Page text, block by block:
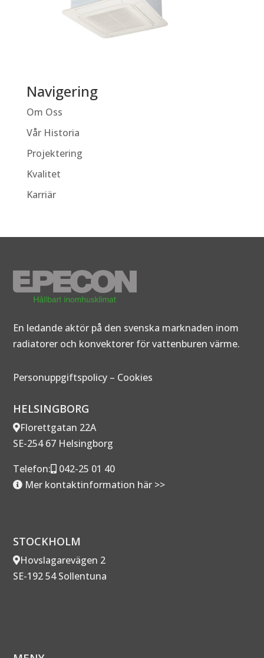
Navigering
Om Oss
Vår Historia
Projektering
Kvalitet
Karriär
En ledande aktör på den svenska marknaden inom
radiatorer och konvektorer för vattenburen värme.
Personuppgiftspolicy – Cookies
HELSINGBORG
Florettgatan 22A
SE-254 67 Helsingborg
Telefon:
042-25 01 40
Mer kontaktinformation här >>
STOCKHOLM
Hovslagarevägen 2
SE-192 54 Sollentuna